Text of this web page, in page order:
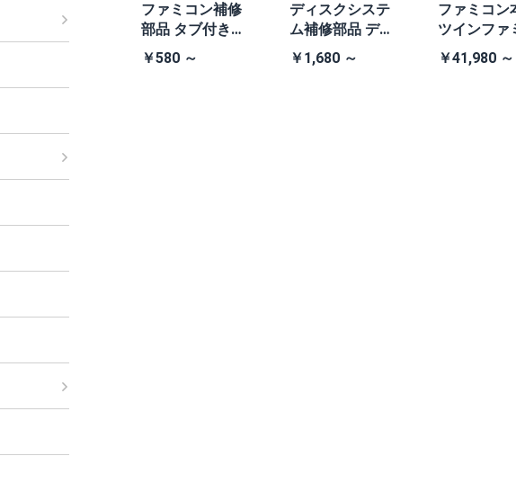
TEA4TWO FC/A
ファミコン補修
部品 タブ付きコ
イン電池(CR203
2)
￥580 ～
ディスクシステ
ム補修部品 ディ
スクシステム用
交換ベルト
￥1,680 ～
ファミコン
ツインファ
ン本体
B 黒・連射
￥41,980 ～